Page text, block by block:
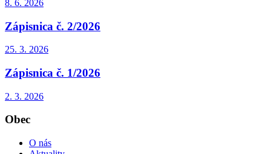
8. 6. 2026
Zápisnica č. 2/2026
25. 3. 2026
Zápisnica č. 1/2026
2. 3. 2026
Obec
O nás